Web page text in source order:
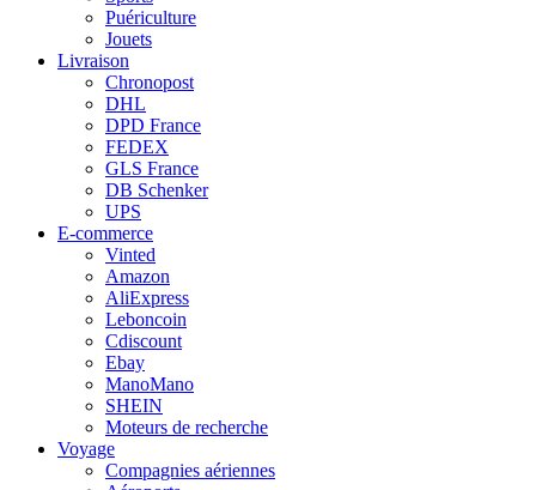
Puériculture
Jouets
Livraison
Chronopost
DHL
DPD France
FEDEX
GLS France
DB Schenker
UPS
E-commerce
Vinted
Amazon
AliExpress
Leboncoin
Cdiscount
Ebay
ManoMano
SHEIN
Moteurs de recherche
Voyage
Compagnies aériennes